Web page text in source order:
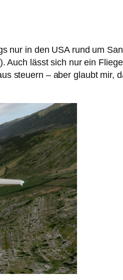
nur in den USA rund um
Auch lässt sich nur ein
steuern – aber glaubt mir,